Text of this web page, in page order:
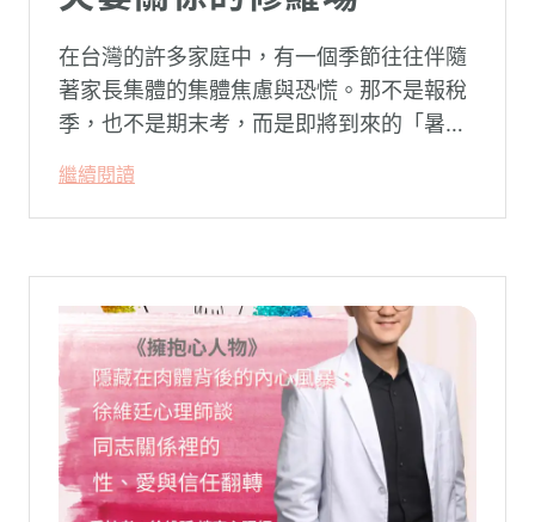
在台灣的許多家庭中，有一個季節往往伴隨
著家長集體的集體焦慮與恐慌。那不是報稅
季，也不是期末考，而是即將到來的「暑
家庭，原本由學校與安親班代勞的照顧責
任，瞬間全數倒回家庭系統之內。對許多父
繼續閱讀